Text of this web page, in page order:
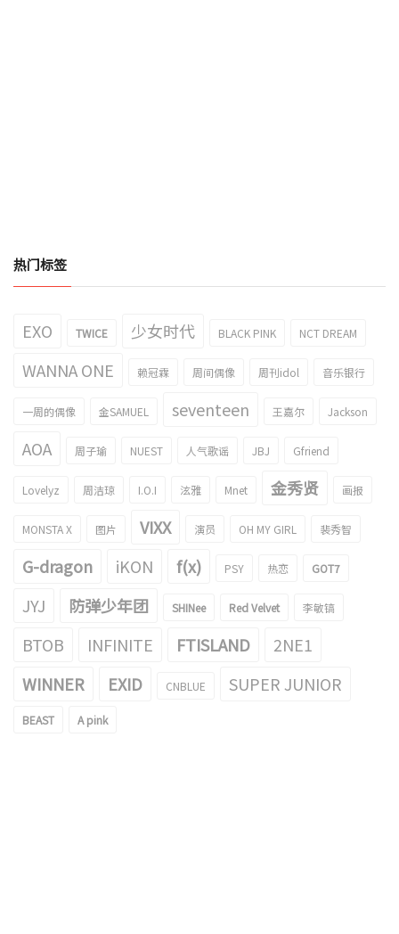
热门标签
EXO TWICE 少女时代 BLACK PINK NCT DREAM
WANNA ONE 赖冠霖 周间偶像 周刊idol 音乐银行
一周的偶像 金SAMUEL seventeen 王嘉尔 Jackson
AOA 周子瑜 NUEST 人气歌谣 JBJ Gfriend
Lovelyz 周洁琼 I.O.I 泫雅 Mnet 金秀贤 画报
MONSTA X 图片 VIXX 演员 OH MY GIRL 裴秀智
G-dragon iKON f(x) PSY 热恋 GOT7
JYJ 防弹少年团 SHINee Red Velvet 李敏镐
BTOB INFINITE FTISLAND
2NE1
WINNER
EXID CNBLUE SUPER JUNIOR
BEAST A pink